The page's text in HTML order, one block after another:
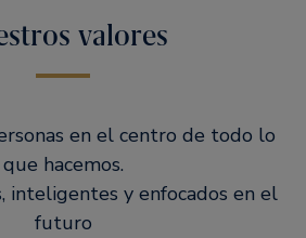
valores
en el centro de todo lo
que hacemos.
inteligentes y enfocados en el
futuro